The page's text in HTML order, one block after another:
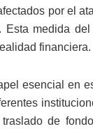
por el
Esta medida del
financiera.
esencial en
de